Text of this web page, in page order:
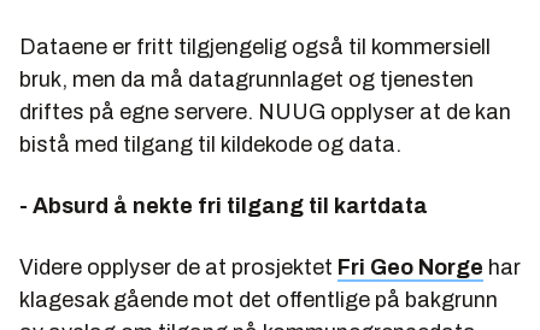
Dataene er fritt tilgjengelig også til kommersiell
bruk, men da må datagrunnlaget og tjenesten
driftes på egne servere. NUUG opplyser at de kan
bistå med tilgang til kildekode og data.
- Absurd å nekte fri tilgang til kartdata
Videre opplyser de at prosjektet Fri Geo Norge har
klagesak gående mot det offentlige på bakgrunn